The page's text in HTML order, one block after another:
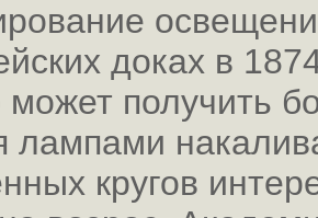
доках в
может получить
лампами
кругов